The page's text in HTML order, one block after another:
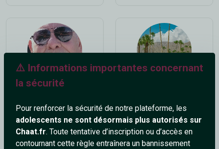
⚠️ Informations importantes concernant
la sécurité
Pour renforcer la sécurité de notre plateforme, les
adolescents ne sont désormais plus autorisés sur
Chaat.fr. Toute tentative d’inscription ou d’accès en
contournant cette règle entraînera un bannissement
70 ans 62 ans